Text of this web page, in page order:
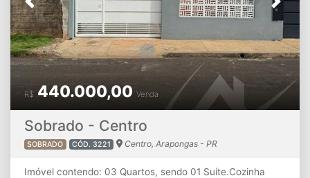
Sobrado - Centro
SOBRADO CÓD. 3221 Centro, Arapongas - PR
Previous Next
R$440.000,00Venda
Imóvel contendo: 03 Quartos, sendo 01 Suíte.Cozinha